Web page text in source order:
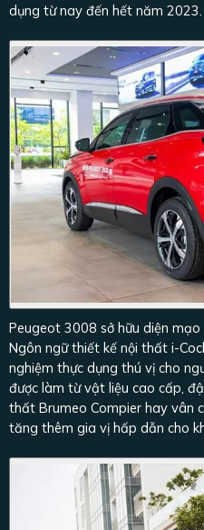
dụng từ nay đến hết năm 2023.
Peugeot 3008 sở hữu diện
Ngôn ngữ thiết kế nội thất i-
nghiệm thực dụng thú vị cho
được làm từ vật liệu cao cấp,
thất Brumeo Compier hay vân
tăng thêm gia vị hấp dẫn cho